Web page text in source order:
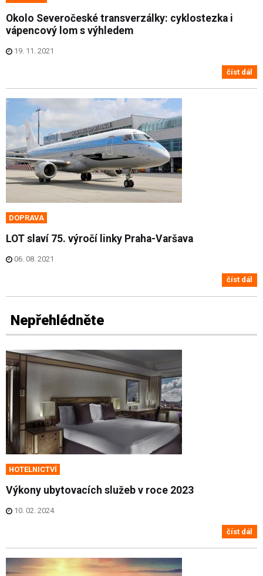
Okolo Severočeské transverzálky: cyklostezka i
vápencový lom s výhledem
19. 11. 2021
číst dál
DOPRAVA
LOT slaví 75. výročí linky Praha-Varšava
06. 08. 2021
číst dál
Nepřehlédněte
HOTELNICTVÍ
Výkony ubytovacích služeb v roce 2023
10. 02. 2024
číst dál